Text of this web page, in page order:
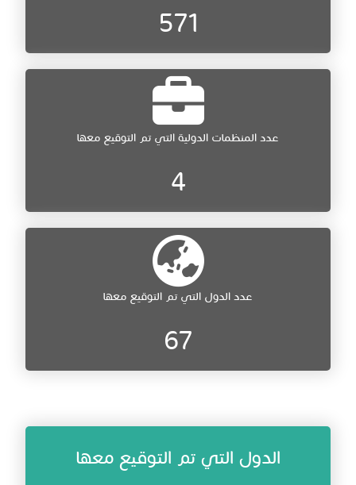
571
عدد المنظمات الدولية التي تم التوقيع معها
4
عدد الدول التي تم التوقيع معها
67
الدول التي تم التوقيع معها